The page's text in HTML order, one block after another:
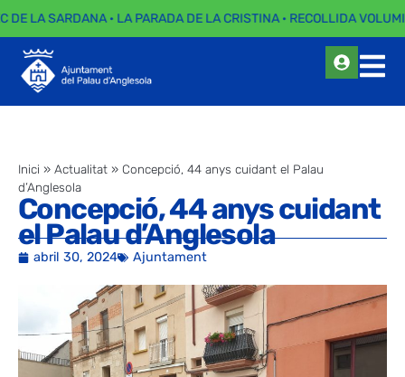
DE LA SARDANA · LA PARADA DE LA CRISTINA · RECOLLIDA
Inici » Actualitat » Concepció, 44 anys cuidant el Palau
d’Anglesola
Concepció, 44 anys cuidant
el Palau d’Anglesola
abril 30, 2024 Ajuntament